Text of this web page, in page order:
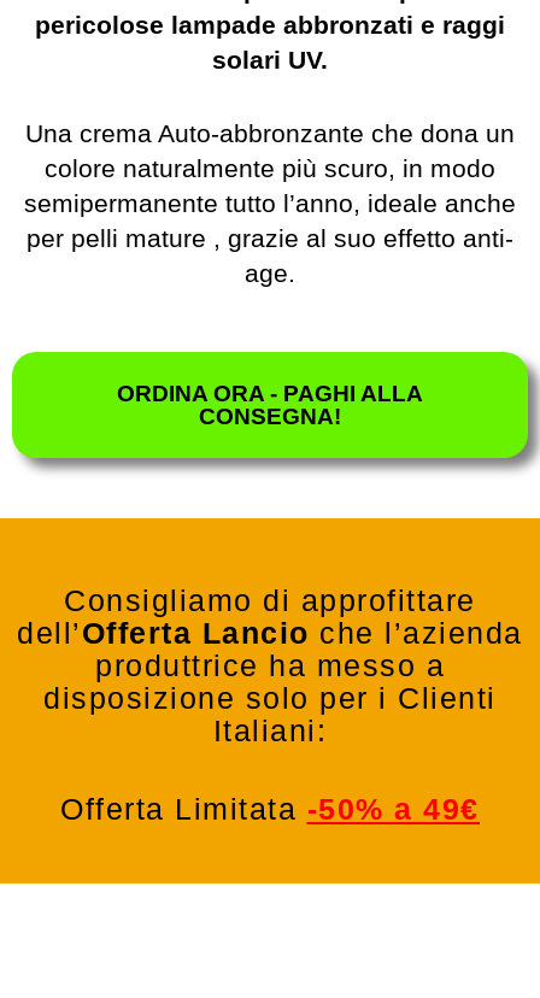
pericolose lampade abbronzati e raggi
solari UV.
Una crema Auto-abbronzante che dona un
colore naturalmente più scuro, in modo
semipermanente tutto l’anno, ideale anche
per pelli mature , grazie al suo effetto anti-
age.
ORDINA ORA - PAGHI ALLA
CONSEGNA!
Consigliamo di approfittare
dell’Offerta Lancio che l’azienda
produttrice ha messo a
disposizione solo per i Clienti
Italiani:
Offerta Limitata -50% a 49€